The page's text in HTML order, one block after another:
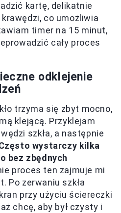
kartę, delikatnie
co umożliwia
timer na 15 minut,
cały proces
odklejenie
trzyma się zbyt mocno,
klejącą. Przyklejam
szkła, a następnie
wystarczy kilka
bez zbędnych
proces ten zajmuje mi
Po zerwaniu szkła
przy użyciu ściereczki
chcę, aby był czysty i